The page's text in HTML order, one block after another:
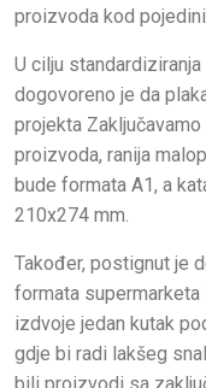
proizvoda kod
U cilju
dogovoreno je da
projekta
proizvoda, ranija
bude formata A1, a
210x274 mm.
Također, postignut je
formata supermarketa
izdvoje jedan kutak
gdje bi radi lakšeg